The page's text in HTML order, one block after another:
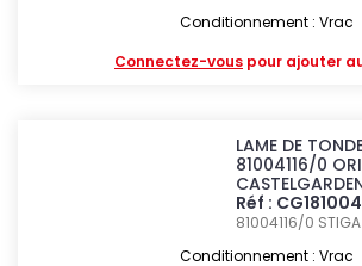
Conditionnement : Vrac
Connectez-vous pour ajouter
LAME DE
81004116/0
Réf :
81004116/0 STIGA
Conditionnement : Vrac